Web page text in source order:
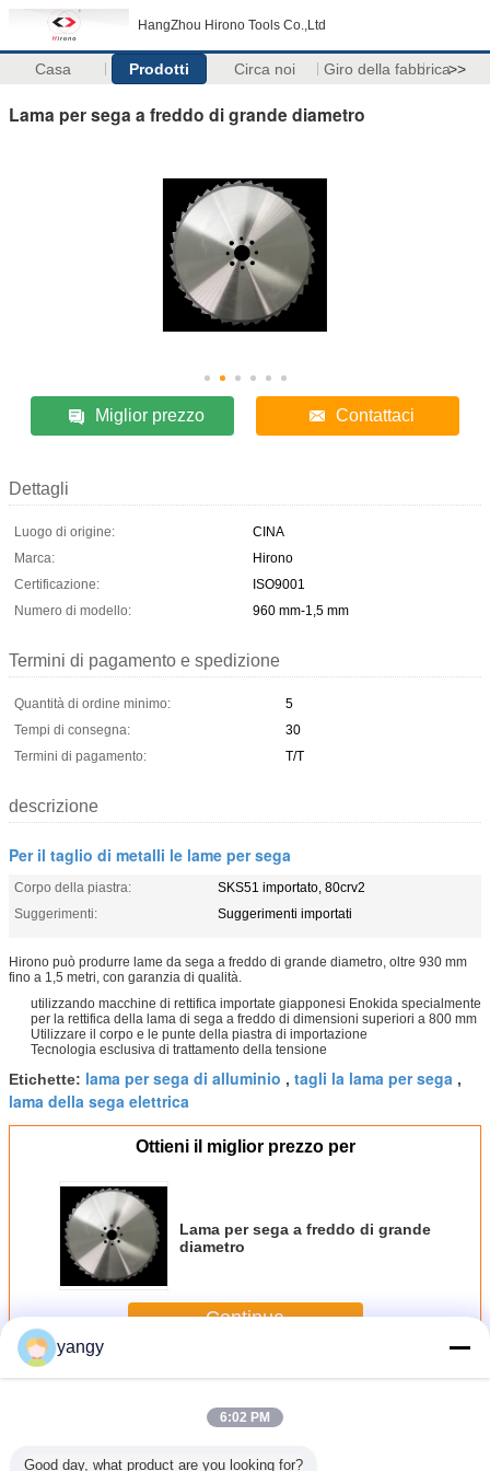
HangZhou Hirono Tools Co.,Ltd
Casa Prodotti Circa noi Giro della fabbrica>>
Lama per sega a freddo di grande diametro
Miglior prezzo Contattaci
Dettagli
Luogo di origine:
CINA
Marca:
Hirono
Certificazione:
ISO9001
Numero di modello:
960 mm-1,5 mm
Termini di pagamento e spedizione
Quantità di ordine minimo:
5
Tempi di consegna:
30
Termini di pagamento:
T/T
descrizione
Per il taglio di metalli le lame per sega
Corpo della piastra:
SKS51 importato, 80crv2
Suggerimenti:
Suggerimenti importati
Hirono può produrre lame da sega a freddo di grande diametro, oltre 930 mm
fino a 1,5 metri, con garanzia di qualità.
utilizzando macchine di rettifica importate giapponesi Enokida specialmente
per la rettifica della lama di sega a freddo di dimensioni superiori a 800 mm
Utilizzare il corpo e le punte della piastra di importazione
Tecnologia esclusiva di trattamento della tensione
Etichette: lama per sega di alluminio , tagli la lama per sega ,
lama della sega elettrica
Ottieni il miglior prezzo per
Lama per sega a freddo di grande
diametro
Continua
PiùPer il taglio di metalli le lame per sega
yangy
6:02 PM
Good day, what product are you looking for?